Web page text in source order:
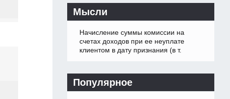
Мысли
Начисление суммы комиссии на
счетах доходов при ее неуплате
клиентом в дату признания (в т.
Популярное